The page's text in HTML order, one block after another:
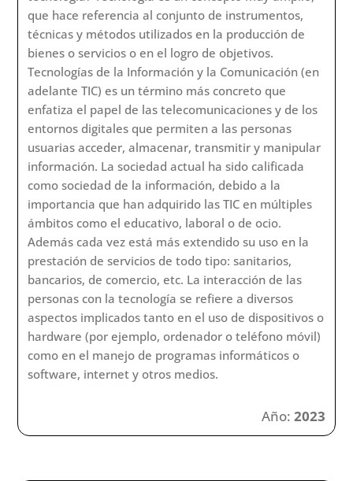
que hace referencia al conjunto de instrumentos,
técnicas y métodos utilizados en la producción de
bienes o servicios o en el logro de objetivos.
Tecnologías de la Información y la Comunicación (en
adelante TIC) es un término más concreto que
enfatiza el papel de las telecomunicaciones y de los
entornos digitales que permiten a las personas
usuarias acceder, almacenar, transmitir y manipular
información. La sociedad actual ha sido calificada
como sociedad de la información, debido a la
importancia que han adquirido las TIC en múltiples
ámbitos como el educativo, laboral o de ocio.
Además cada vez está más extendido su uso en la
prestación de servicios de todo tipo: sanitarios,
bancarios, de comercio, etc. La interacción de las
personas con la tecnología se refiere a diversos
aspectos implicados tanto en el uso de dispositivos o
hardware (por ejemplo, ordenador o teléfono móvil)
como en el manejo de programas informáticos o
software, internet y otros medios.
Año: 2023